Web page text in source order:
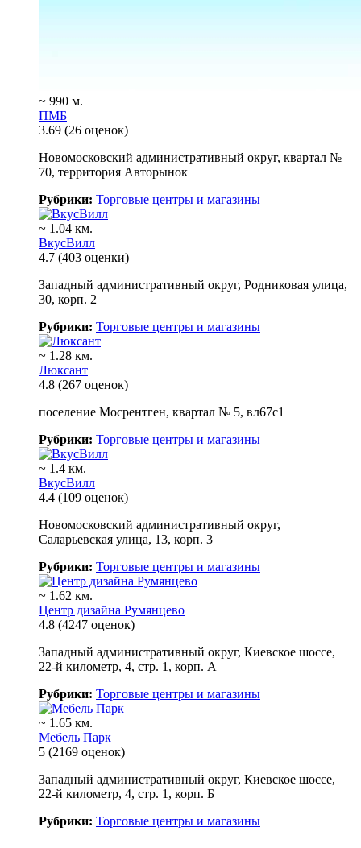
~ 990 м.
ПМБ
3.69 (26 оценок)
Новомосковский административный округ, квартал №
70, территория Авторынок
Рубрики: Торговые центры и магазины
~ 1.04 км.
ВкусВилл
4.7 (403 оценки)
Западный административный округ, Родниковая улица,
30, корп. 2
Рубрики: Торговые центры и магазины
~ 1.28 км.
Люксант
4.8 (267 оценок)
поселение Мосрентген, квартал № 5, вл67с1
Рубрики: Торговые центры и магазины
~ 1.4 км.
ВкусВилл
4.4 (109 оценок)
Новомосковский административный округ,
Саларьевская улица, 13, корп. 3
Рубрики: Торговые центры и магазины
~ 1.62 км.
Центр дизайна Румянцево
4.8 (4247 оценок)
Западный административный округ, Киевское шоссе,
22-й километр, 4, стр. 1, корп. А
Рубрики: Торговые центры и магазины
~ 1.65 км.
Мебель Парк
5 (2169 оценок)
Западный административный округ, Киевское шоссе,
22-й километр, 4, стр. 1, корп. Б
Рубрики: Торговые центры и магазины